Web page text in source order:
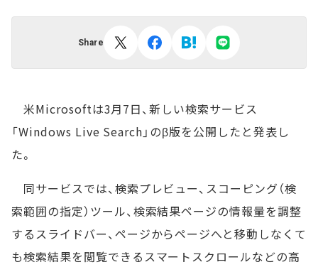
Share
米Microsoftは3月7日、新しい検索サービス
「Windows Live Search」のβ版を公開したと発表し
た。
同サービスでは、検索プレビュー、スコーピング（検
索範囲の指定）ツール、検索結果ページの情報量を調整
するスライドバー、ページからページへと移動しなくて
も検索結果を閲覧できるスマートスクロールなどの高